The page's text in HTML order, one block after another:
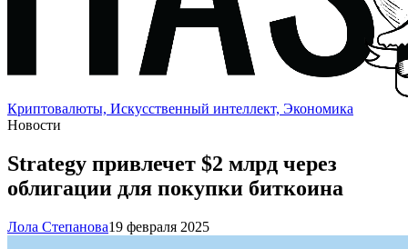
Криптовалюты, Искусственный интеллект, Экономика
Новости
Strategy привлечет $2 млрд через
облигации для покупки биткоина
Лола Степанова19 февраля 2025